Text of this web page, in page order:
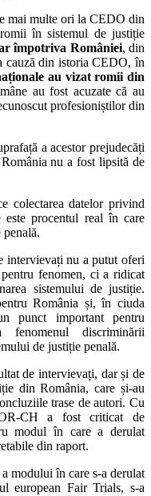
mai multe ori la CEDO din
în sistemul de justiție
împotriva României, din
cauză din istoria CEDO, în
au vizat romii din
au fost acuzate că au
profesioniștilor din
a acestor prejudecăți
nu a fost lipsită de
colectarea datelor privind
procentul real în care
intervievați nu a putut oferi
fenomen, ci a ridicat
sistemului de justiție.
România și, în ciuda
punct important pentru
fenomenul discriminării
de justiție penală.
de intervievați, dar și de
din România, care și-au
trase de autori. Cu
CH a fost criticat de
modul în care a derulat
din raport.
modului în care s-a derulat
european Fair Trials, s-a